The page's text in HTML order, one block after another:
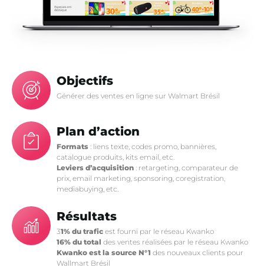
Objectifs
Générer des ventes en ligne sur Walmart Brésil
Plan d’action
Formats : liens texte, codes promo, bannières,
catalogue produits, kits email, etc.
Leviers d’acquisition : retargeting, comparateur de
prix, email marketing, sponsoring, coregistration,
mediabuying, etc.
Résultats
31% du trafic est fourni par le réseau Kwanko
16% du total des ventes réalisées par le réseau Kwanko
Kwanko est la source N°1 des nouveaux clients pour
Wallmart Brésil